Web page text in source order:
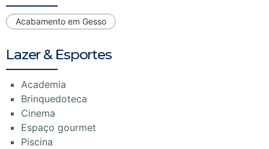
Acabamento em Gesso
Lazer & Esportes
Academia
Brinquedoteca
Cinema
Espaço gourmet
Piscina